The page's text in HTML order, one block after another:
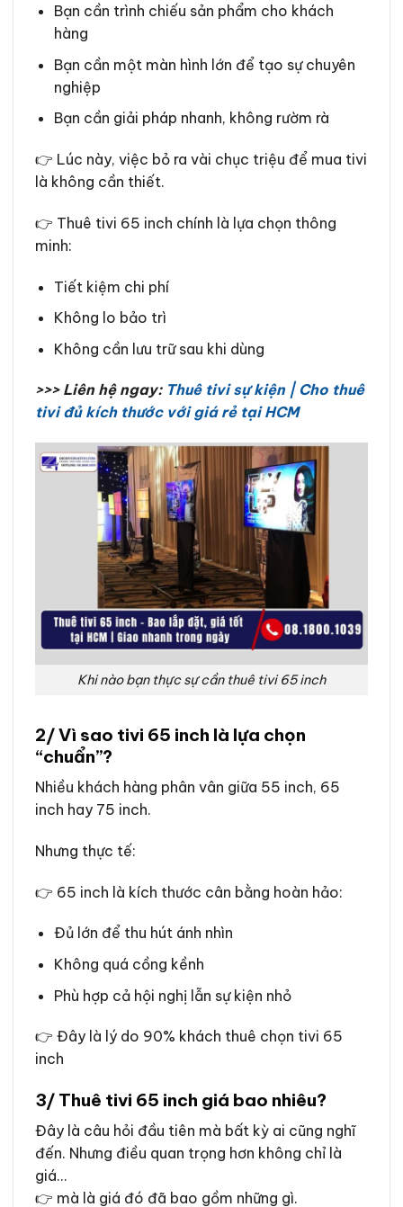
Bạn cần trình chiếu sản phẩm cho khách
hàng
Bạn cần một màn hình lớn để tạo sự chuyên
nghiệp
Bạn cần giải pháp nhanh, không rườm rà
👉 Lúc này, việc bỏ ra vài chục triệu để mua tivi
là không cần thiết.
👉 Thuê tivi 65 inch chính là lựa chọn thông
minh:
Tiết kiệm chi phí
Không lo bảo trì
Không cần lưu trữ sau khi dùng
>>> Liên hệ ngay: Thuê tivi sự kiện | Cho thuê
tivi đủ kích thước với giá rẻ tại HCM
Khi nào bạn thực sự cần thuê tivi 65 inch
2/ Vì sao tivi 65 inch là lựa chọn
“chuẩn”?
Nhiều khách hàng phân vân giữa 55 inch, 65
inch hay 75 inch.
Nhưng thực tế:
👉 65 inch là kích thước cân bằng hoàn hảo:
Đủ lớn để thu hút ánh nhìn
Không quá cồng kềnh
Phù hợp cả hội nghị lẫn sự kiện nhỏ
👉 Đây là lý do 90% khách thuê chọn tivi 65
inch
3/ Thuê tivi 65 inch giá bao nhiêu?
Đây là câu hỏi đầu tiên mà bất kỳ ai cũng nghĩ
đến. Nhưng điều quan trọng hơn không chỉ là
giá…
👉 mà là giá đó đã bao gồm những gì.